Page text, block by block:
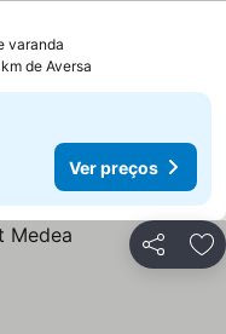
varanda
de Aversa
Ver preços
Partilhar